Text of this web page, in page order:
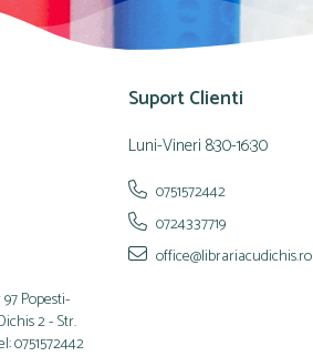
Popesti-
2 - Str.
0751572442
Suport Clienti
Luni-Vineri 8:30-16:30
0751572442
0724337719
office@librariacudichis.ro